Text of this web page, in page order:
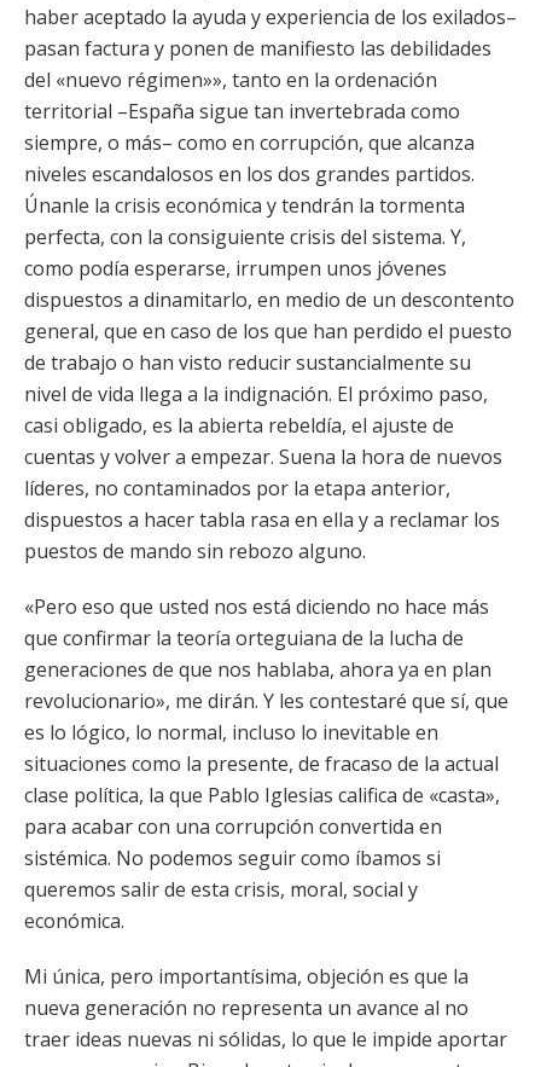
haber aceptado la ayuda y experiencia de los exilados–
pasan factura y ponen de manifiesto las debilidades
del «nuevo régimen»», tanto en la ordenación
territorial –España sigue tan invertebrada como
siempre, o más– como en corrupción, que alcanza
niveles escandalosos en los dos grandes partidos.
Únanle la crisis económica y tendrán la tormenta
perfecta, con la consiguiente crisis del sistema. Y,
como podía esperarse, irrumpen unos jóvenes
dispuestos a dinamitarlo, en medio de un descontento
general, que en caso de los que han perdido el puesto
de trabajo o han visto reducir sustancialmente su
nivel de vida llega a la indignación. El próximo paso,
casi obligado, es la abierta rebeldía, el ajuste de
cuentas y volver a empezar. Suena la hora de nuevos
líderes, no contaminados por la etapa anterior,
dispuestos a hacer tabla rasa en ella y a reclamar los
puestos de mando sin rebozo alguno.
«Pero eso que usted nos está diciendo no hace más
que confirmar la teoría orteguiana de la lucha de
generaciones de que nos hablaba, ahora ya en plan
revolucionario», me dirán. Y les contestaré que sí, que
es lo lógico, lo normal, incluso lo inevitable en
situaciones como la presente, de fracaso de la actual
clase política, la que Pablo Iglesias califica de «casta»,
para acabar con una corrupción convertida en
sistémica. No podemos seguir como íbamos si
queremos salir de esta crisis, moral, social y
económica.
Mi única, pero importantísima, objeción es que la
nueva generación no representa un avance al no
traer ideas nuevas ni sólidas, lo que le impide aportar